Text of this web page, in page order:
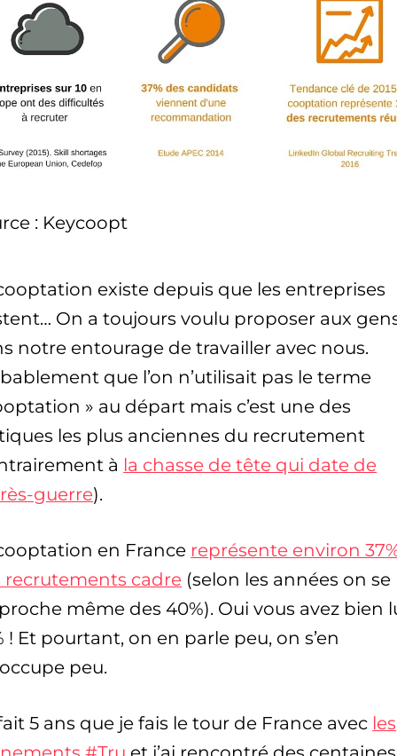
: Keycoopt
existe depuis que les entreprises
On a toujours voulu proposer aux
notre entourage de travailler avec nous.
que l’on n’utilisait pas le terme
» au départ mais c’est une des
les plus anciennes du recrutement
à la chasse de tête qui date de
guerre).
en France représente environ
recrutements cadre (selon les années on se
même des 40%). Oui vous avez bien
! Et pourtant, on en parle peu, on s’en
peu.
5 ans que je fais le tour de France avec les